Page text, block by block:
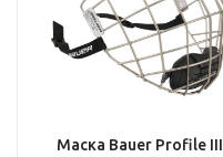
Маска Bauer Profile III